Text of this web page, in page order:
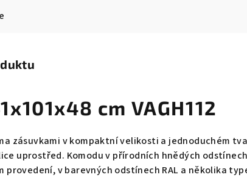
cm VAGH112
zásuvkami v kompaktní velikosti a jednoduchém
uprostřed. Komodu v přírodních hnědých odstínech
provedení, v barevných odstínech RAL a několika